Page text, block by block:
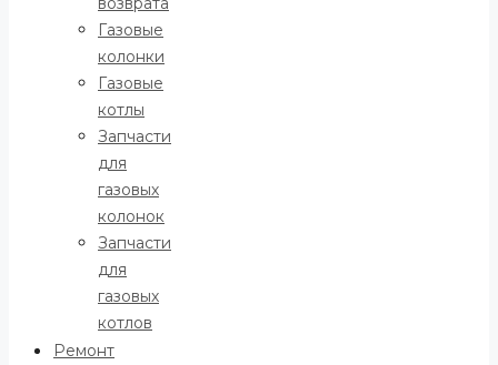
Газовые
колонки
Газовые
котлы
Запчасти
для
газовых
колонок
Запчасти
для
газовых
котлов
Ремонт